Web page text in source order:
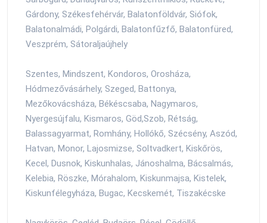
Gárdony, Székesfehérvár, Balatonföldvár, Siófok,
Balatonalmádi, Polgárdi, Balatonfűzfő, Balatonfüred,
Veszprém, Sátoraljaújhely
Szentes, Mindszent, Kondoros, Orosháza,
Hódmezővásárhely, Szeged, Battonya,
Mezőkovácsháza, Békéscsaba, Nagymaros,
Nyergesújfalu, Kismaros, Göd,Szob, Rétság,
Balassagyarmat, Romhány, Hollókő, Szécsény, Aszód,
Hatvan, Monor, Lajosmizse, Soltvadkert, Kiskőrös,
Kecel, Dusnok, Kiskunhalas, Jánoshalma, Bácsalmás,
Kelebia, Röszke, Mórahalom, Kiskunmajsa, Kistelek,
Kiskunfélegyháza, Bugac, Kecskemét, Tiszakécske